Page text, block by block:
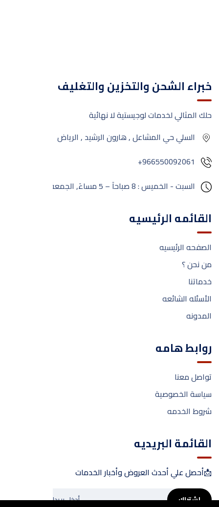
خبراء الشحن والتخزين والتغليف
حلك المثالي لخدمات لوجيستية لا نهائية
السلي حي المشاعل , هارون الرشيد , الرياض
+966550092061
السبت - الخميس : 8 صباحآ – 5 مساءَ,
الجمعة:
القائمه الرئيسيه
الصفحه الرئيسيه
من نحن ؟
خدماتنا
الأسئله الشائعه
المدونه
روابط هامه
تواصل معنا
سياسة الخصوصية
شروط الخدمه
القائمة البريديه
📩أحصل علي أحدث العروض وأخبار الخدمات
إشتراك